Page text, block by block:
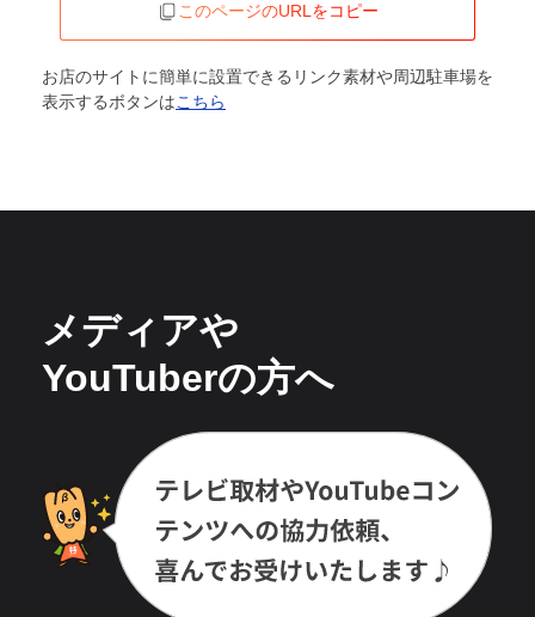
このページのURLをコピー
お店のサイトに簡単に設置できるリンク素材や周辺駐車場を
表示するボタンはこちら
メディアや
YouTuberの方へ